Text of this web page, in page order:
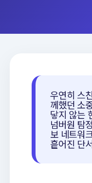
우연히 스
께했던 소
닿지 않는
넘버원 탐
보 네트워
흩어진 단